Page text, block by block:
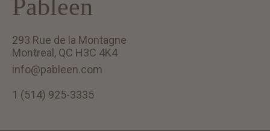
Pableen
293 Rue de la Montagne
Montreal, QC H3C 4K4
info@pableen.com
1 (514) 925-3335